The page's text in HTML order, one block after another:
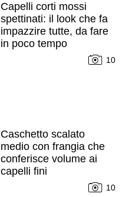
Capelli corti mossi
spettinati: il look che fa
impazzire tutte, da fare
in poco tempo
10
Caschetto scalato
medio con frangia che
conferisce volume ai
capelli fini
10